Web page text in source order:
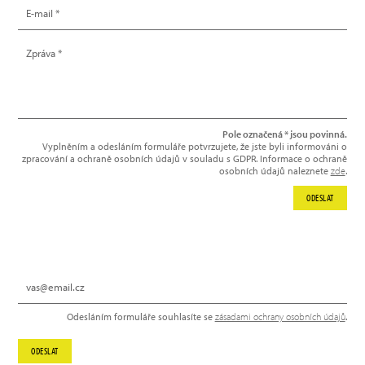
Odesláním formuláře souhlasíte se zásadami ochrany osobních údajů.
ODESLAT
Pole označená * jsou povinná.
Vyplněním a odesláním formuláře potvrzujete, že jste byli informováni o
zpracování a ochraně osobních údajů v souladu s GDPR. Informace o ochraně
osobních údajů naleznete zde.
ODESLAT